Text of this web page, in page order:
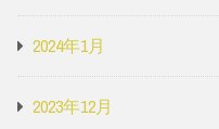
2024年1月
2023年12月